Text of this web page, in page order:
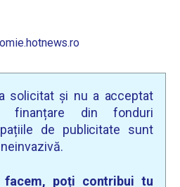
solicitat și nu a acceptat
din fonduri
de publicitate sunt
poți contribui tu